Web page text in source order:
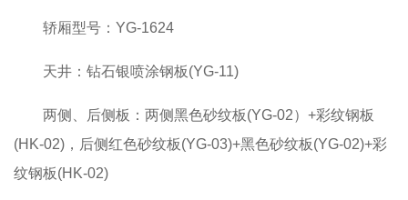
轿厢型号：YG-1624
天井：钻石银喷涂钢板(YG-11)
两侧、后侧板：两侧黑色砂纹板(YG-02）+彩纹钢板
(HK-02)，后侧红色砂纹板(YG-03)+黑色砂纹板(YG-02)+彩
纹钢板(HK-02)